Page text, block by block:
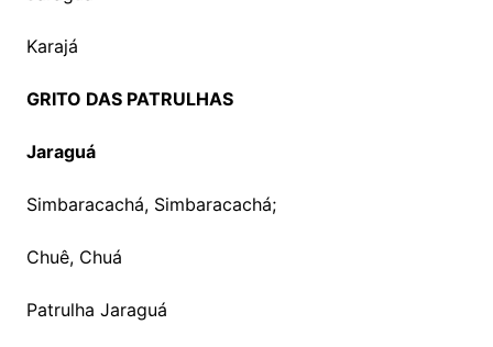
Karajá
GRITO DAS PATRULHAS
Jaraguá
Simbaracachá, Simbaracachá;
Chuê, Chuá
Patrulha Jaraguá